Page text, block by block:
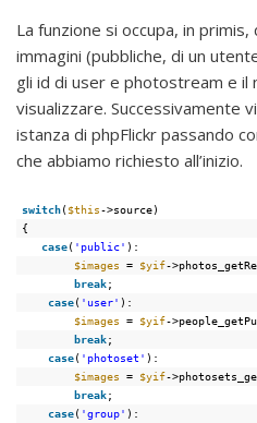
La funzione si occupa, in
immagini (pubbliche, di un
gli id di user e photostream e il
visualizzare. Successivamente
istanza di phpFlickr passando
che abbiamo richiesto all’inizio.
switch($this->source)
{
case( 'public' ):
$images = $yif-
break;
case( 'user' ):
$images = $yif-
break;
case( 'photoset' ):
$images = $yif-
break;
case( 'group' ):